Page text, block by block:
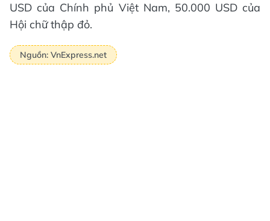
USD của Chính phủ Việt Nam, 50.000 USD của
Hội chữ thập đỏ.
Nguồn: VnExpress.net